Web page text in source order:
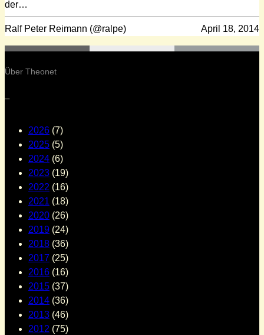
der…
Ralf Peter Reimann (@ralpe) April 18, 2014
Über Theonet
–
2026 (7)
2025 (5)
2024 (6)
2023 (19)
2022 (16)
2021 (18)
2020 (26)
2019 (24)
2018 (36)
2017 (25)
2016 (16)
2015 (37)
2014 (36)
2013 (46)
2012 (75)